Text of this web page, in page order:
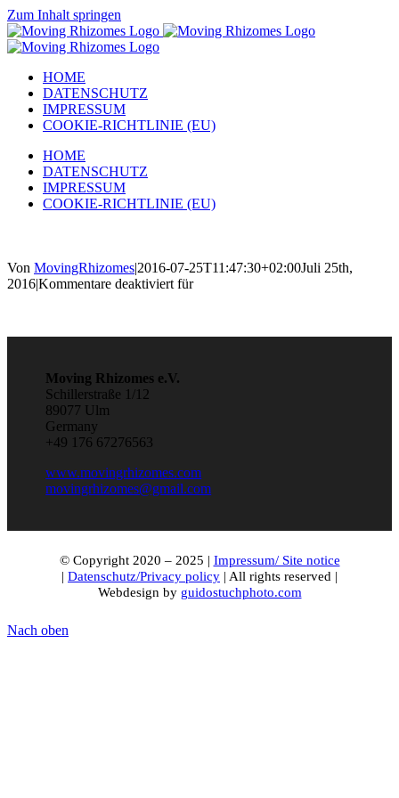
Zum Inhalt springen
HOME
DATENSCHUTZ
IMPRESSUM
COOKIE-RICHTLINIE (EU)
HOME
DATENSCHUTZ
IMPRESSUM
COOKIE-RICHTLINIE (EU)
Von MovingRhizomes|2016-07-25T11:47:30+02:00Juli 25th,
2016|Kommentare deaktiviert für
Moving Rhizomes e.V.
Schillerstraße 1/12
89077 Ulm
Germany
+49 176 67276563
www.movingrhizomes.com
movingrhizomes@gmail.com
© Copyright 2020 – 2025 | Impressum/ Site notice
| Datenschutz/Privacy policy | All rights reserved |
Webdesign by guidostuchphoto.com
Nach oben